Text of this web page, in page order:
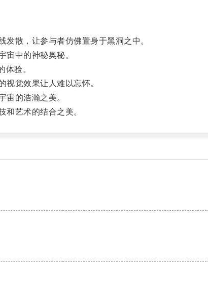
散，让参与者仿佛置身于黑洞之中。
中的神秘奥秘。
验。
觉效果让人难以忘怀。
的浩瀚之美。
艺术的结合之美。